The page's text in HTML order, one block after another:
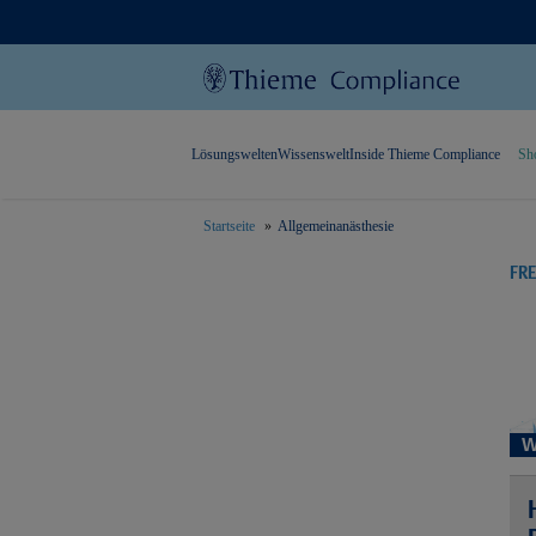
LösungsweltenWissensweltInside Thieme Compliance
Startseite Allgemeinanästhesie